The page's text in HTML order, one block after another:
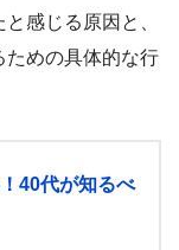
感じる原因と、
ための具体的な行
40代が知るべ